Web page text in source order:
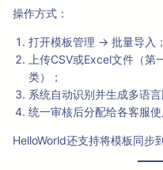
操作方式：
打开模板管理 → 批量导入；
上传CSV或Excel文件（
类）；
系统自动识别并生成多语言
统一审核后分配给各客服使
HelloWorld还支持将模板同步